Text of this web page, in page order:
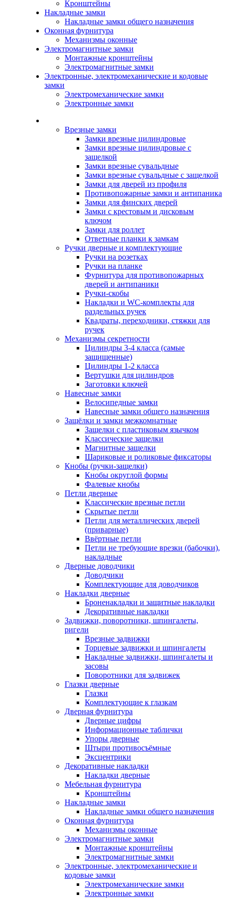
Кронштейны
Накладные замки
Накладные замки общего назначения
Оконная фурнитура
Механизмы оконные
Электромагнитные замки
Монтажные кронштейны
Электромагнитные замки
Электронные, электромеханические и кодовые
замки
Электромеханические замки
Электронные замки
Врезные замки
Замки врезные цилиндровые
Замки врезные цилиндровые с
защелкой
Замки врезные сувальдные
Замки врезные сувальдные с защелкой
Замки для дверей из профиля
Противопожарные замки и антипаника
Замки для финских дверей
Замки с крестовым и дисковым
ключом
Замки для роллет
Ответные планки к замкам
Ручки дверные и комплектующие
Ручки на розетках
Ручки на планке
Фурнитура для противопожарных
дверей и антипаники
Ручки-скобы
Накладки и WC-комплекты для
раздельных ручек
Квадраты, переходники, стяжки для
ручек
Механизмы секретности
Цилиндры 3-4 класса (самые
защищенные)
Цилиндры 1-2 класса
Вертушки для цилиндров
Заготовки ключей
Навесные замки
Велосипедные замки
Навесные замки общего назначения
Защёлки и замки межкомнатные
Защелки с пластиковым язычком
Классические защелки
Магнитные защелки
Шариковые и роликовые фиксаторы
Кнобы (ручки-защелки)
Кнобы округлой формы
Фалевые кнобы
Петли дверные
Классические врезные петли
Скрытые петли
Петли для металлических дверей
(приварные)
Ввёртные петли
Петли не требующие врезки (бабочки),
накладные
Дверные доводчики
Доводчики
Комплектующие для доводчиков
Накладки дверные
Броненакладки и защитные накладки
Декоративные накладки
Задвижки, поворотники, шпингалеты,
ригели
Врезные задвижки
Торцевые задвижки и шпингалеты
Накладные задвижки, шпингалеты и
засовы
Поворотники для задвижек
Глазки дверные
Глазки
Комплектующие к глазкам
Дверная фурнитура
Дверные цифры
Информационные таблички
Упоры дверные
Штыри противосъёмные
Эксцентрики
Декоративные накладки
Накладки дверные
Мебельная фурнитура
Кронштейны
Накладные замки
Накладные замки общего назначения
Оконная фурнитура
Механизмы оконные
Электромагнитные замки
Монтажные кронштейны
Электромагнитные замки
Электронные, электромеханические и
кодовые замки
Электромеханические замки
Электронные замки